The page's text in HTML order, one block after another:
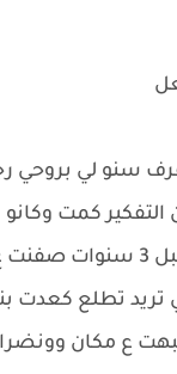
سنو لي
كمت
لي طلعت وره ابوها من اندك هذاك لباب وكفت بنفس
تطلع كعدت
ع مكان